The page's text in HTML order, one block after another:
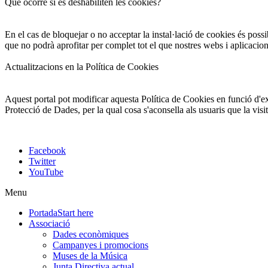
En el cas de bloquejar o no acceptar la instal·lació de cookies és
que no podrà aprofitar per complet tot el que nostres webs i
Actualitzacions en la Política de Cookies
Aquest portal pot modificar aquesta Política de Cookies en funció
Protecció de Dades, per la qual cosa s'aconsella als usuaris que la
Facebook
Twitter
YouTube
Menu
PortadaStart here
Associació
Dades econòmiques
Campanyes i promocions
Muses de la Música